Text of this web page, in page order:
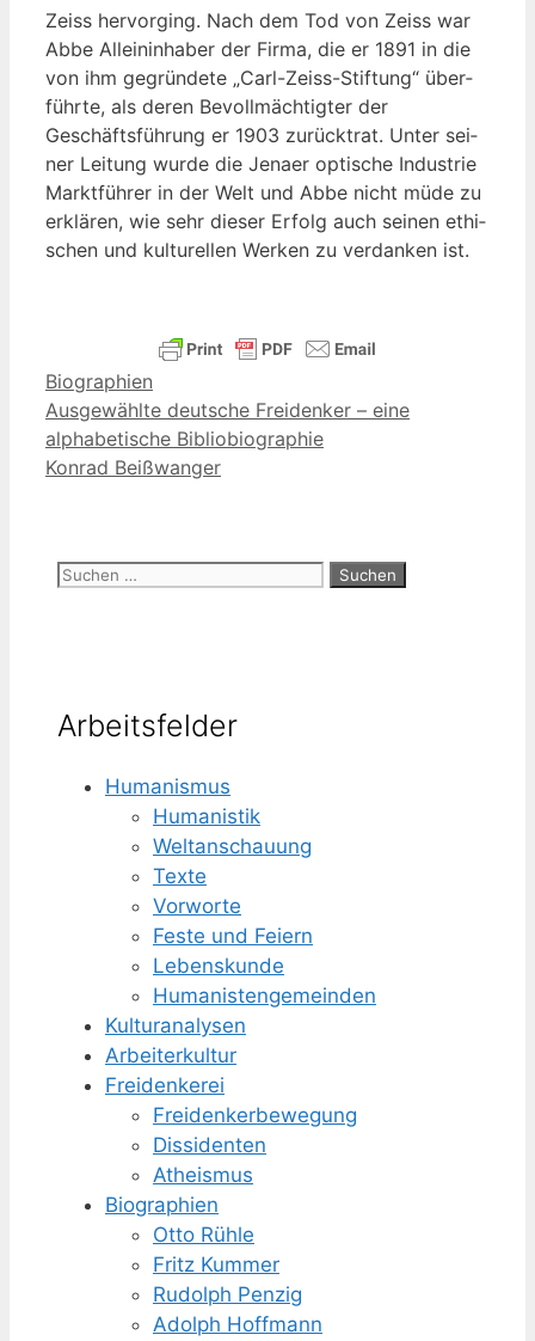
Zeiss her­vor­ging. Nach dem Tod von Zeiss war
Abbe Allein­in­ha­ber der Fir­ma, die er 1891 in die
von ihm gegrün­de­te „Carl-Zeiss-Stif­tung“ über­
führ­te, als deren Bevoll­mäch­tig­ter der
Geschäfts­füh­rung er 1903 zurück­trat. Unter sei­
ner Lei­tung wur­de die Jena­er opti­sche Indus­trie
Markt­füh­rer in der Welt und Abbe nicht müde zu
erklä­ren, wie sehr die­ser Erfolg auch sei­nen ethi­
schen und kul­tu­rel­len Wer­ken zu ver­dan­ken ist.
Kategorien
Biographien
Ausgewählte deutsche Freidenker – eine
alphabetische Bibliobiographie
Konrad Beißwanger
Suchen
Arbeitsfelder
Humanismus
Humanistik
Weltanschauung
Texte
Vorworte
Feste und Feiern
Lebenskunde
Humanisten­gemeinden
Kulturanalysen
Arbeiterkultur
Freidenkerei
Freidenker­bewegung
Dissidenten
Atheismus
Biographien
Otto Rühle
Fritz Kummer
Rudolph Penzig
Adolph Hoffmann